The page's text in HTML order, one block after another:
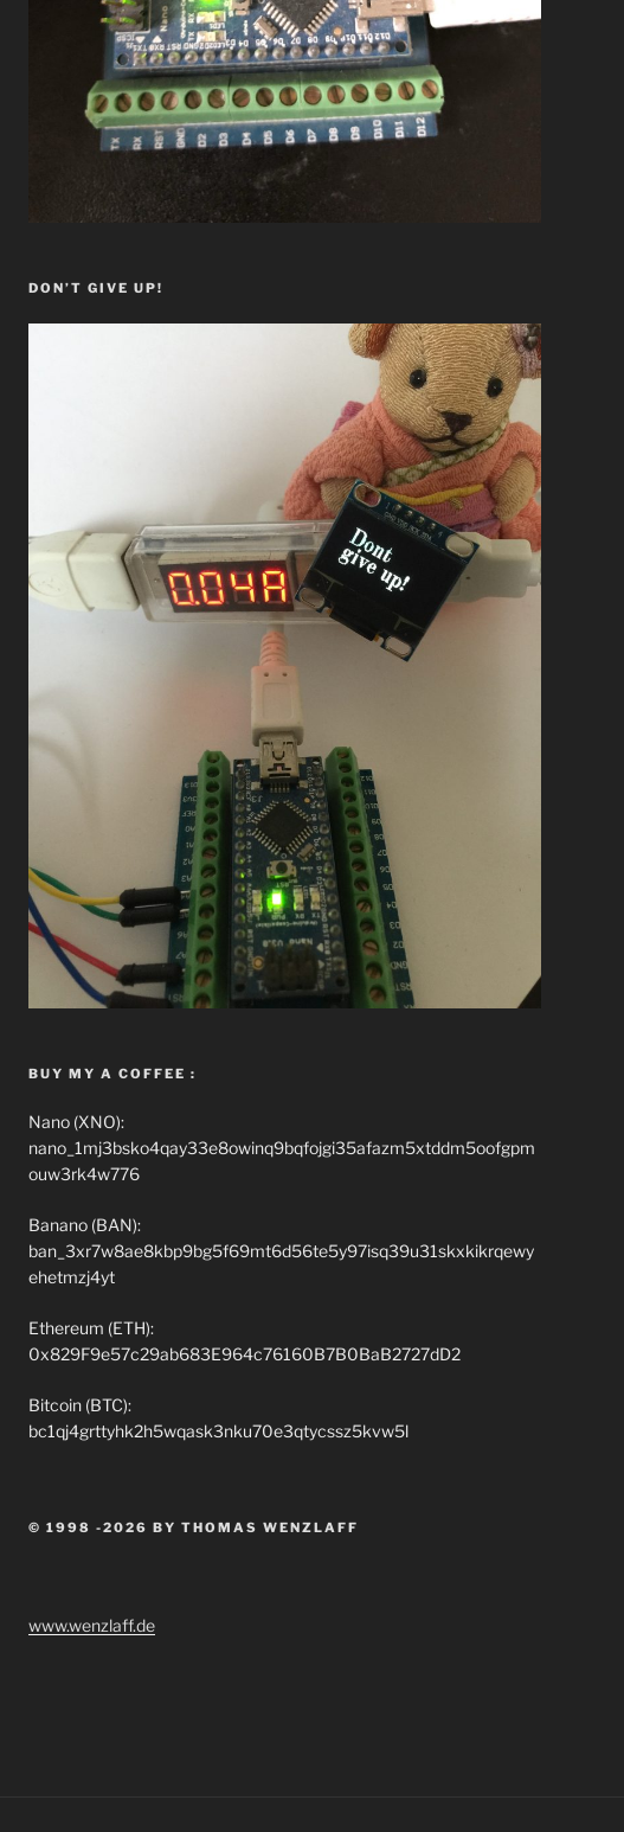
DON’T GIVE UP!
BUY MY A COFFEE :
Nano (XNO):
nano_1mj3bsko4qay33e8owinq9bqfojgi35afazm5xtddm5oofgpm
ouw3rk4w776
Banano (BAN):
ban_3xr7w8ae8kbp9bg5f69mt6d56te5y97isq39u31skxkikrqewy
ehetmzj4yt
Ethereum (ETH):
0x829F9e57c29ab683E964c76160B7B0BaB2727dD2
Bitcoin (BTC):
bc1qj4grttyhk2h5wqask3nku70e3qtycssz5kvw5l
© 1998 -2026 BY THOMAS WENZLAFF
www.wenzlaff.de